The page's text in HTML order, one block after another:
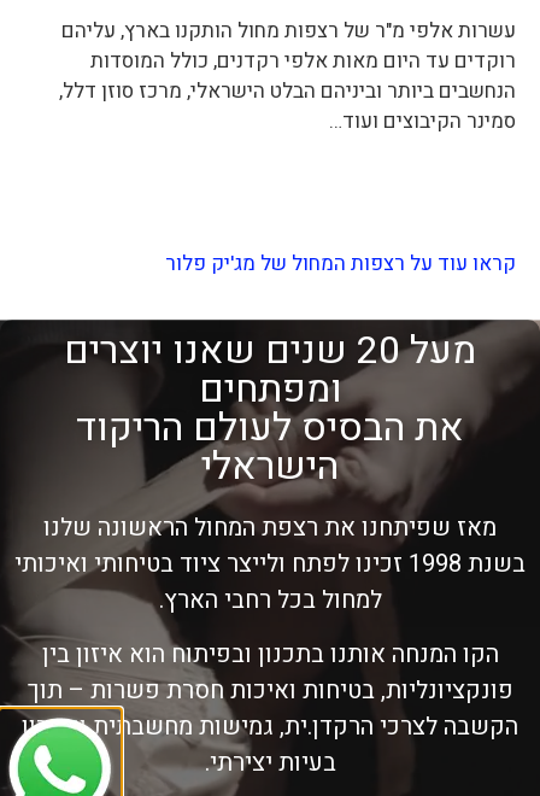
עשרות אלפי מ"ר של רצפות מחול הותקנו בארץ, עליהם
רוקדים עד היום מאות אלפי רקדנים, כולל המוסדות
הנחשבים ביותר וביניהם הבלט הישראלי, מרכז סוזן דלל,
סמינר הקיבוצים ועוד…
קראו עוד על רצפות המחול של מג'יק פלור
מעל 20 שנים שאנו יוצרים
ומפתחים
את הבסיס לעולם הריקוד
הישראלי
מאז שפיתחנו את רצפת המחול הראשונה שלנו
בשנת 1998 זכינו לפתח ולייצר ציוד בטיחותי ואיכותי
למחול בכל רחבי הארץ.
הקו המנחה אותנו בתכנון ובפיתוח הוא איזון בין
פונקציונליות, בטיחות ואיכות חסרת פשרות – תוך
הקשבה לצרכי הרקדן.ית, גמישות מחשבתית ופתרון
בעיות יצירתי.